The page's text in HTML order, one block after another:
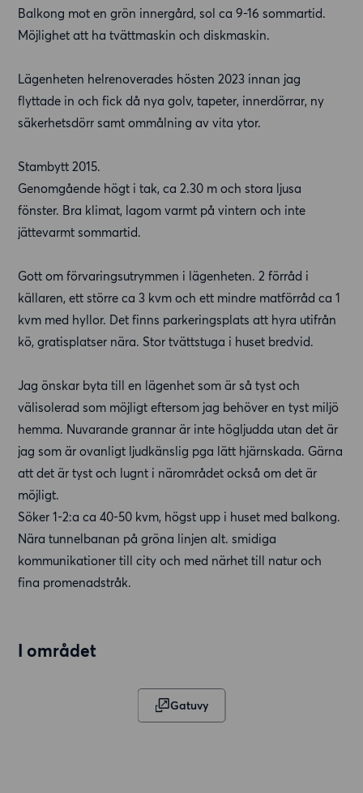
Balkong mot en grön innergård, sol ca 9-16 sommartid.
Möjlighet att ha tvättmaskin och diskmaskin.
Lägenheten helrenoverades hösten 2023 innan jag
flyttade in och fick då nya golv, tapeter, innerdörrar, ny
säkerhetsdörr samt ommålning av vita ytor.
Stambytt 2015.
Genomgående högt i tak, ca 2.30 m och stora ljusa
fönster. Bra klimat, lagom varmt på vintern och inte
jättevarmt sommartid.
Gott om förvaringsutrymmen i lägenheten. 2 förråd i
källaren, ett större ca 3 kvm och ett mindre matförråd ca 1
kvm med hyllor. Det finns parkeringsplats att hyra utifrån
kö, gratisplatser nära. Stor tvättstuga i huset bredvid.
Jag önskar byta till en lägenhet som är så tyst och
välisolerad som möjligt eftersom jag behöver en tyst miljö
hemma. Nuvarande grannar är inte högljudda utan det är
jag som är ovanligt ljudkänslig pga lätt hjärnskada. Gärna
att det är tyst och lugnt i närområdet också om det är
möjligt.
Söker 1-2:a ca 40-50 kvm, högst upp i huset med balkong.
Nära tunnelbanan på gröna linjen alt. smidiga
kommunikationer till city och med närhet till natur och
fina promenadstråk.
I området
Gatuvy